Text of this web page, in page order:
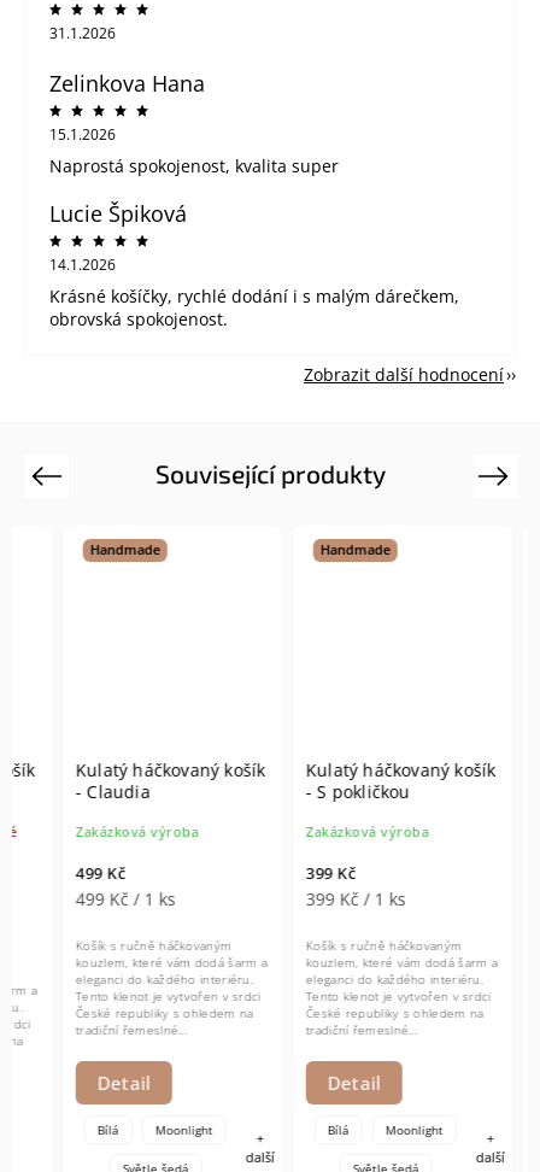
31.1.2026
Zelinkova Hana
15.1.2026
Naprostá spokojenost, kvalita super
Lucie Špiková
14.1.2026
Krásné košíčky, rychlé dodání i s malým dárečkem,
obrovská spokojenost.
Zobrazit další hodnocení
Související produkty
Previous
Handmade
Kulatý háčkovaný košík
- Claudia
Zakázková výroba
499 Kč
499 Kč / 1 ks
Detail
Košík s ručně háčkovaným
kouzlem, které vám dodá šarm a
eleganci do každého interiéru.
Tento klenot je vytvořen v srdci
České republiky s ohledem na
tradiční řemeslné...
Moonlight
+
Handmade
Kulatý háčkovaný košík
- S pokličkou
Zakázková výroba
399 Kč
399 Kč / 1 ks
Detail
Košík s ručně háčkovaným
kouzlem, které vám dodá šarm a
eleganci do každého interiéru.
Tento klenot je vytvořen v srdci
České republiky s ohledem na
tradiční řemeslné...
Moonlight
+
Next